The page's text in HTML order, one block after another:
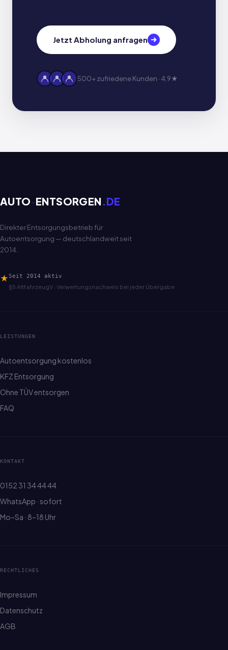
Jetzt Abholung anfragen
500+ zufriedene Kunden · 4,9★
AUTO ·ENTSORGEN .DE
Direkter Entsorgungsbetrieb für
Autoentsorgung — deutschlandweit seit
2014.
★ Seit 2014 aktiv
§5 AltfahrzeugV · Verwertungsnachweis bei jeder Übergabe
LEISTUNGEN
Autoentsorgung kostenlos
KFZ Entsorgung
Ohne TÜV entsorgen
FAQ
KONTAKT
0152 31 34 44 44
WhatsApp · sofort
Mo–Sa · 8–18 Uhr
RECHTLICHES
Impressum
Datenschutz
AGB